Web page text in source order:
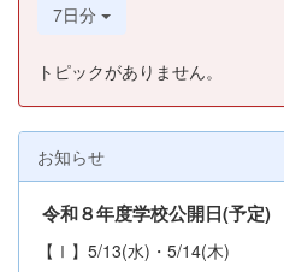
7日分
トピックがありません。
お知らせ
令和８年度学校公開日(予定)
【Ⅰ】5/13(水)・5/14(木)